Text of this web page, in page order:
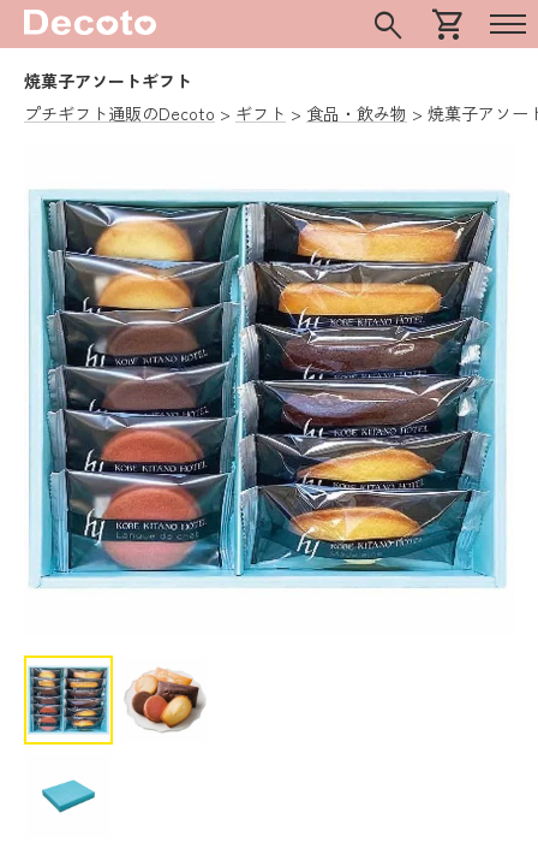
search shopping_cart
焼菓子アソートギフト
プチギフト通販のDecoto
ギフト 食品・飲み物 焼菓子アソー